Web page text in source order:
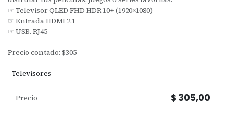
☞ Televisor QLED FHD HDR 10+ (1920×1080)
☞ Entrada HDMI 2.1
☞ USB. RJ45
Precio contado: $305
Televisores
Precio $ 305,00